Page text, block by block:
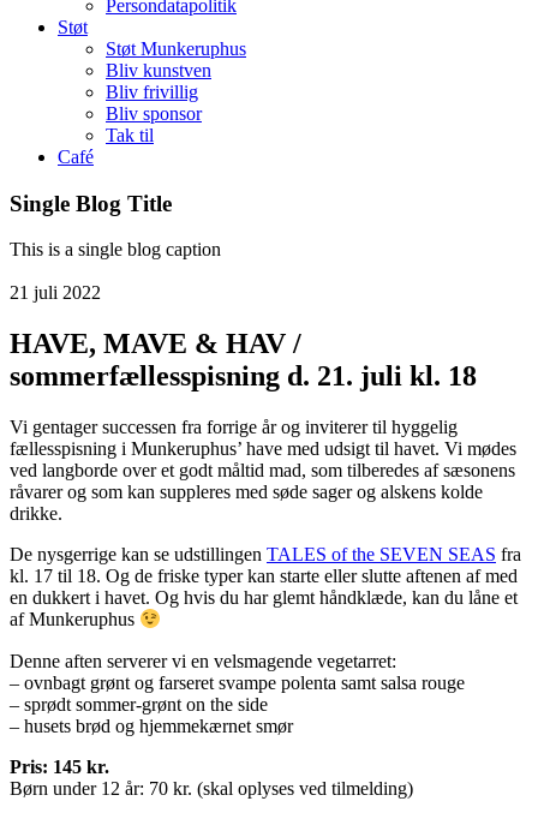
Persondatapolitik
Støt
Støt Munkeruphus
Bliv kunstven
Bliv frivillig
Bliv sponsor
Tak til
Café
Single Blog Title
This is a single blog caption
21 juli 2022
HAVE, MAVE & HAV /
sommerfællesspisning d. 21. juli kl. 18
Vi gentager successen fra forrige år og inviterer til hyggelig
fællesspisning i Munkeruphus’ have med udsigt til havet. Vi mødes
ved langborde over et godt måltid mad, som tilberedes af sæsonens
råvarer og som kan suppleres med søde sager og alskens kolde
drikke.
De nysgerrige kan se udstillingen TALES of the SEVEN SEAS fra
kl. 17 til 18. Og de friske typer kan starte eller slutte aftenen af med
en dukkert i havet. Og hvis du har glemt håndklæde, kan du låne et
af Munkeruphus
Denne aften serverer vi en velsmagende vegetarret:
– ovnbagt grønt og farseret svampe polenta samt salsa rouge
– sprødt sommer-grønt on the side
– husets brød og hjemmekærnet smør
Pris: 145 kr.
Børn under 12 år: 70 kr. (skal oplyses ved tilmelding)